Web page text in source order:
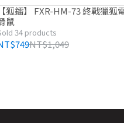
【狐鐳】 FXR-HM-73 終戰獵狐
鼠
34 products
NT$1,049